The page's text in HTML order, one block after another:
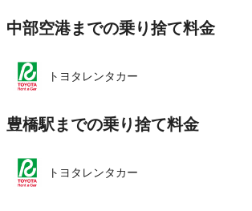
この店舗でレンタカーを探
中部空港までの乗り捨て料金
トヨタレンタカー
豊橋駅までの乗り捨て料金
トヨタレンタカー